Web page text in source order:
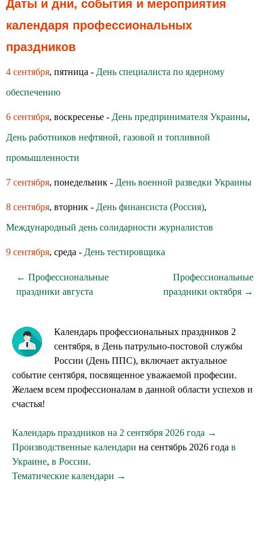
Даты и дни, события и мероприятия
календаря профессиональных
праздников
4 сентября, пятница - День специалиста по ядерному
обеспечению
6 сентября, воскресенье - День предпринимателя Украины,
День работников нефтяной, газовой и топливной
промышленности
7 сентября, понедельник - День военной разведки Украины
8 сентября, вторник - День финансиста (Россия),
Международный день солидарности журналистов
9 сентября, среда - День тестировщика
← Профессиональные
праздники августа
Профессиональные
праздники октября →
Календарь профессиональных праздников 2
сентября, в День патрульно-постовой службы
России (День ППС), включает актуальное
событие сентября, посвященное уважаемой професии.
Желаем всем профессионалам в данной области успехов и
счастья!
Календарь праздников на 2 сентября 2026 года →
Производственные календари на сентябрь 2026 года в
Украине, в России.
Тематические календари →